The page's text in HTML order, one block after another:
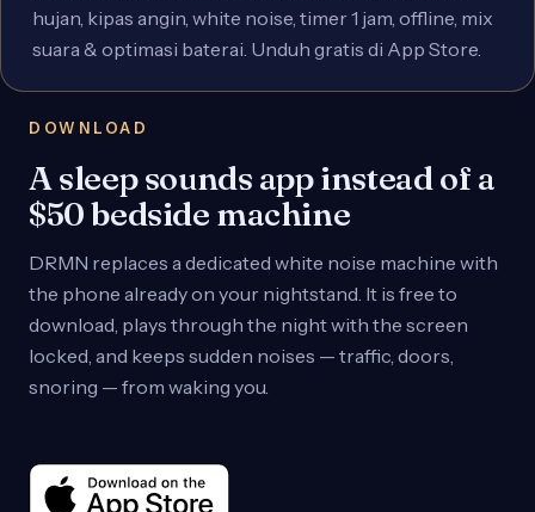
hujan, kipas angin, white noise, timer 1 jam, offline, mix
suara & optimasi baterai. Unduh gratis di App Store.
DOWNLOAD
A sleep sounds app instead of a
$50 bedside machine
DRMN replaces a dedicated white noise machine with
the phone already on your nightstand. It is free to
download, plays through the night with the screen
locked, and keeps sudden noises — traffic, doors,
snoring — from waking you.